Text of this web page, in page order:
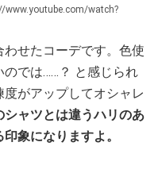
www.youtube.com/watch?
せたコーデです。色使
のでは……？ と感じられ
がアップしてオシャレ
ャツとは違うハリのあ
象になりますよ。